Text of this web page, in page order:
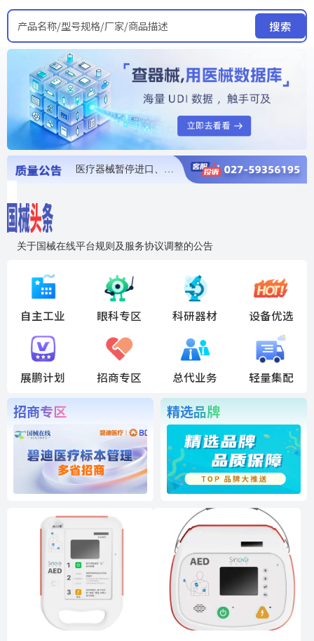
产品名称/型号规格/厂家/商品描述 搜索
关于国械在线平台规则及服务协议调整的公告
国药创研AED开启全国招商
自主工业 眼科专区 科研器材 设备优选
展鹏计划 招商专区 总代业务 轻量集配
招商专区 精选品牌